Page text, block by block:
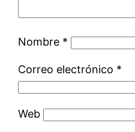
Nombre *
Correo electrónico *
Web